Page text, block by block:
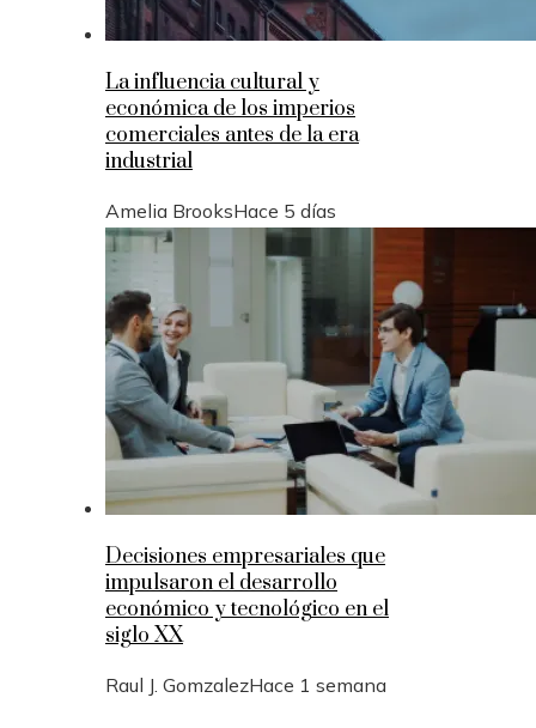
La influencia cultural y
económica de los imperios
comerciales antes de la era
industrial
Amelia BrooksHace 5 días
Decisiones empresariales que
impulsaron el desarrollo
económico y tecnológico en el
siglo XX
Raul J. GomzalezHace 1 semana